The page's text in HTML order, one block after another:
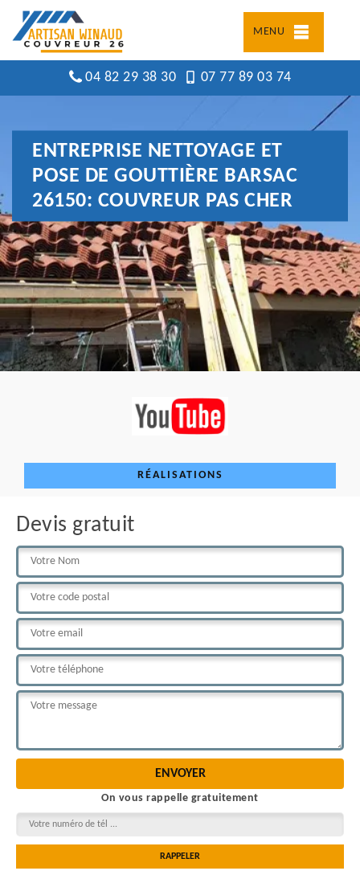
MENU
04 82 29 38 30 07 77 89 03 74
ENTREPRISE NETTOYAGE ET
POSE DE GOUTTIÈRE BARSAC
26150: COUVREUR PAS CHER
RÉALISATIONS
Devis gratuit
On vous rappelle gratuitement